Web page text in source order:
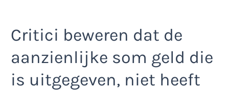
Critici beweren dat de
aanzienlijke som geld die
is uitgegeven, niet heeft